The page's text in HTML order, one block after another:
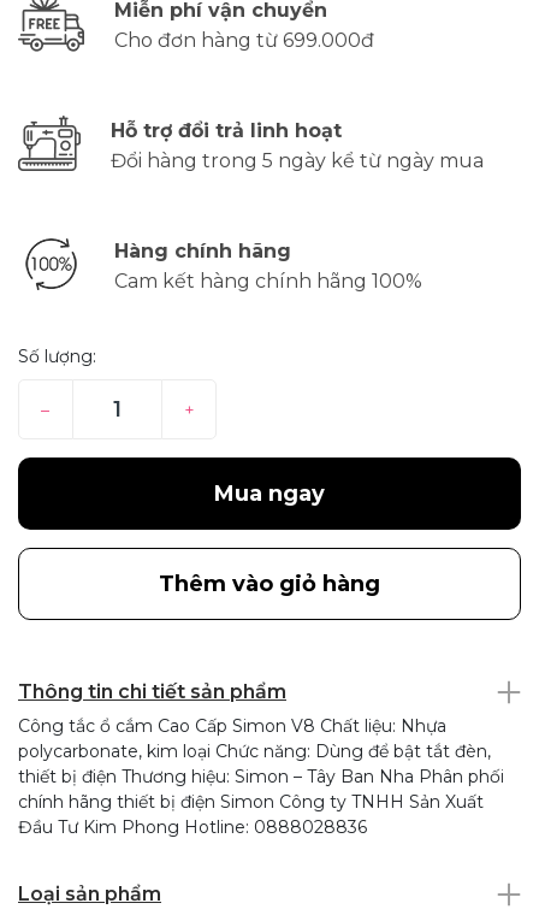
Miễn phí vận chuyển
Cho đơn hàng từ 699.000đ
Hỗ trợ đổi trả linh hoạt
Đổi hàng trong 5 ngày kể từ ngày mua
Hàng chính hãng
Cam kết hàng chính hãng 100%
Số lượng:
– +
Mua ngay
Thêm vào giỏ hàng
Thông tin chi tiết sản phẩm
Công tắc ổ cắm Cao Cấp Simon V8 Chất liệu: Nhựa
polycarbonate, kim loại Chức năng: Dùng để bật tắt đèn,
thiết bị điện Thương hiệu: Simon – Tây Ban Nha Phân phối
chính hãng thiết bị điện Simon Công ty TNHH Sản Xuất
Đầu Tư Kim Phong Hotline: 0888028836
Loại sản phẩm